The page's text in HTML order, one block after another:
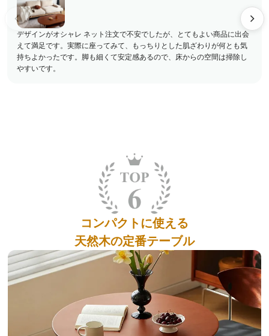
デザインがオシャレ ネット注文で不安でしたが、とてもよい商品に出会
えて満足です。実際に座ってみて、もっちりとした肌ざわりが何とも気
持ちよかったです。脚も細くて安定感あるので、床からの空間は掃除し
やすいです。
コンパクトに使える
天然木の定番テーブル